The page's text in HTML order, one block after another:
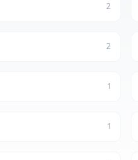
2
2
1
1